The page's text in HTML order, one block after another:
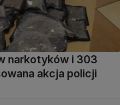
narkotyków i 303
akcja policji